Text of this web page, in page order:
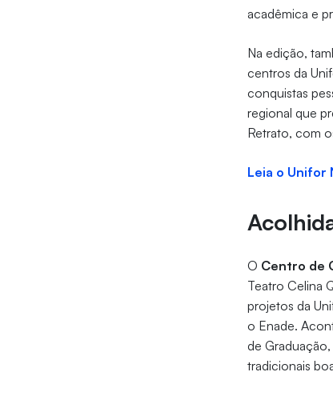
acadêmica e
Na edição,
centros da
conquistas
regional que
Retrato, com
Leia o Unifor
O Centro de
Teatro Celina
projetos da
o Enade.
de
tradicionais